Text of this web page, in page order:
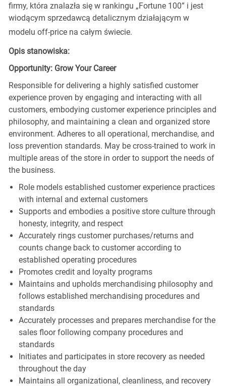
firmy, która znalazła się w rankingu „Fortune 100” i jest
wiodącym sprzedawcą detalicznym działającym w
modelu off-price na całym świecie.
Opis stanowiska:
Opportunity: Grow Your Career
Responsible for delivering a highly satisfied customer
experience proven by engaging and interacting with all
customers, embodying customer experience principles and
philosophy, and maintaining a clean and organized store
environment. Adheres to all operational, merchandise, and
loss prevention standards. May be cross-trained to work in
multiple areas of the store in order to support the needs of
the business.
Role models established customer experience practices
with internal and external customers
Supports and embodies a positive store culture through
honesty, integrity, and respect
Accurately rings customer purchases/returns and
counts change back to customer according to
established operating procedures
Promotes credit and loyalty programs
Maintains and upholds merchandising philosophy and
follows established merchandising procedures and
standards
Accurately processes and prepares merchandise for the
sales floor following company procedures and
standards
Initiates and participates in store recovery as needed
throughout the day
Maintains all organizational, cleanliness, and recovery